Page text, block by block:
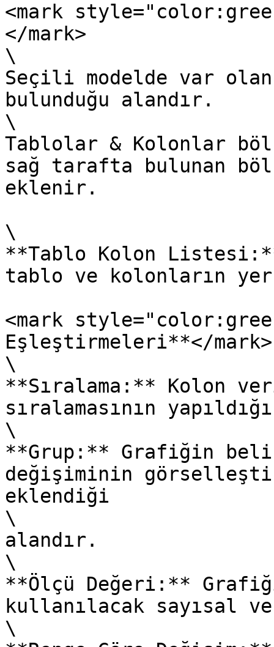
<mark
</mark>
\
Seçili modelde var
bulunduğu alandır.
\
Tablolar & Kolonlar
sağ tarafta bulunan
eklenir.
\
**Tablo Kolon
tablo ve kolonların yer
<mark
Eşleştirmeleri**</mark>
\
**Sıralama:** Kolon
sıralamasının
\
**Grup:** Grafiğin
değişiminin
eklendiği
\
alandır.
\
**Ölçü Değeri:**
kullanılacak sayısal
\